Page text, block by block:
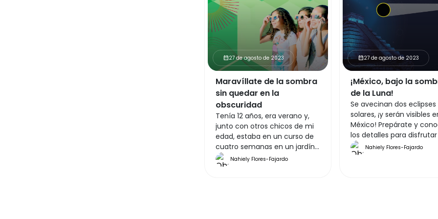
calendar_month27 de agosto de 2023
Maravíllate de la sombra
sin quedar en la
obscuridad
Tenía 12 años, era verano y,
junto con otros chicos de mi
edad, estaba en un curso de
cuatro semanas en un jardín
enorme al norte de la Ciudad
de México. No recuerdo haber
Nahiely Flores-Fajardo
calendar_month27 de agosto de 2023
¡México, bajo la
de la Luna!
Se avecinan dos eclipses
solares, ¡y serán visibles
México! Prepárate y
los detalles para
eclipse anular de Sol (que
sucederá el 14 de octubre
Nahiely Flores-Fajardo